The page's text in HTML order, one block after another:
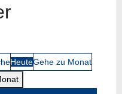
HeuteGehe zu Monat